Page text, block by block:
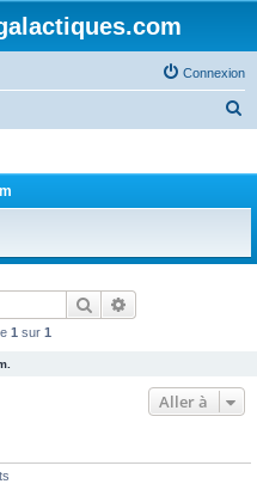
Connexion
Rechercher
1 sur 1
Aller à